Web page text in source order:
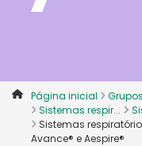
Página inicial
Sistemas respir...
Sistemas
Avance® e Aespire®